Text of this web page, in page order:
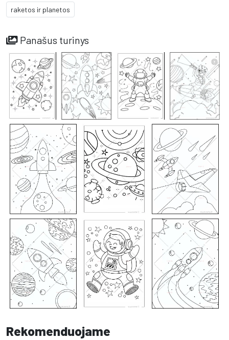
raketos ir planetos
Panašus turinys
Rekomenduojame